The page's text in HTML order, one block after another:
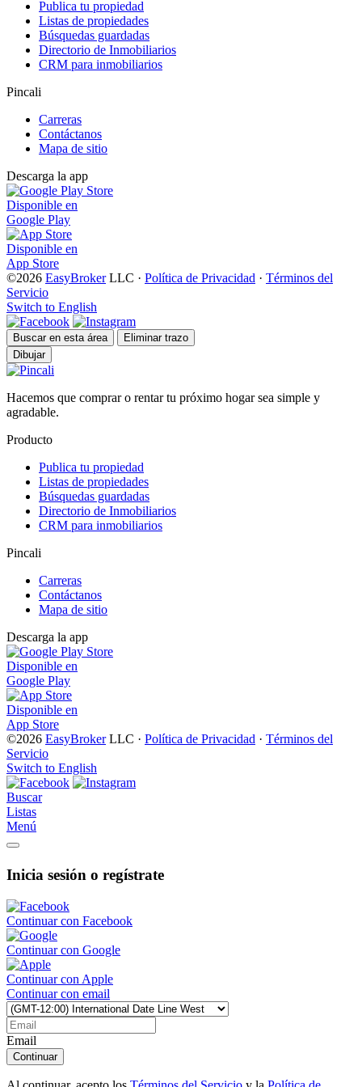
Publica tu propiedad
Listas de propiedades
Búsquedas guardadas
Directorio de Inmobiliarios
CRM para inmobiliarios
Pincali
Carreras
Contáctanos
Mapa de sitio
Descarga la app
Disponible en
Google Play
Disponible en
App Store
©2026 EasyBrokerLLC · Política de Privacidad · Términos del
Servicio
Switch to English
Buscar en esta área
Eliminar trazo
Dibujar
Hacemos que comprar o rentar tu próximo hogar sea simple y
agradable.
Producto
Publica tu propiedad
Listas de propiedades
Búsquedas guardadas
Directorio de Inmobiliarios
CRM para inmobiliarios
Pincali
Carreras
Contáctanos
Mapa de sitio
Descarga la app
Disponible en
Google Play
Disponible en
App Store
©2026 EasyBrokerLLC · Política de Privacidad · Términos del
Servicio
Switch to English
Buscar
Listas
Menú
Inicia sesión o regístrate
Continuar con Facebook
Continuar con Google
Continuar con Apple
Continuar con email
Email